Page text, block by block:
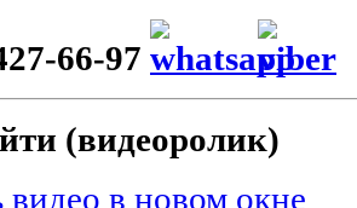
66-97
(видеоролик)
в новом окне